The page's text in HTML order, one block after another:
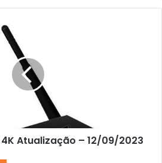
Atualização – 12/09/2023